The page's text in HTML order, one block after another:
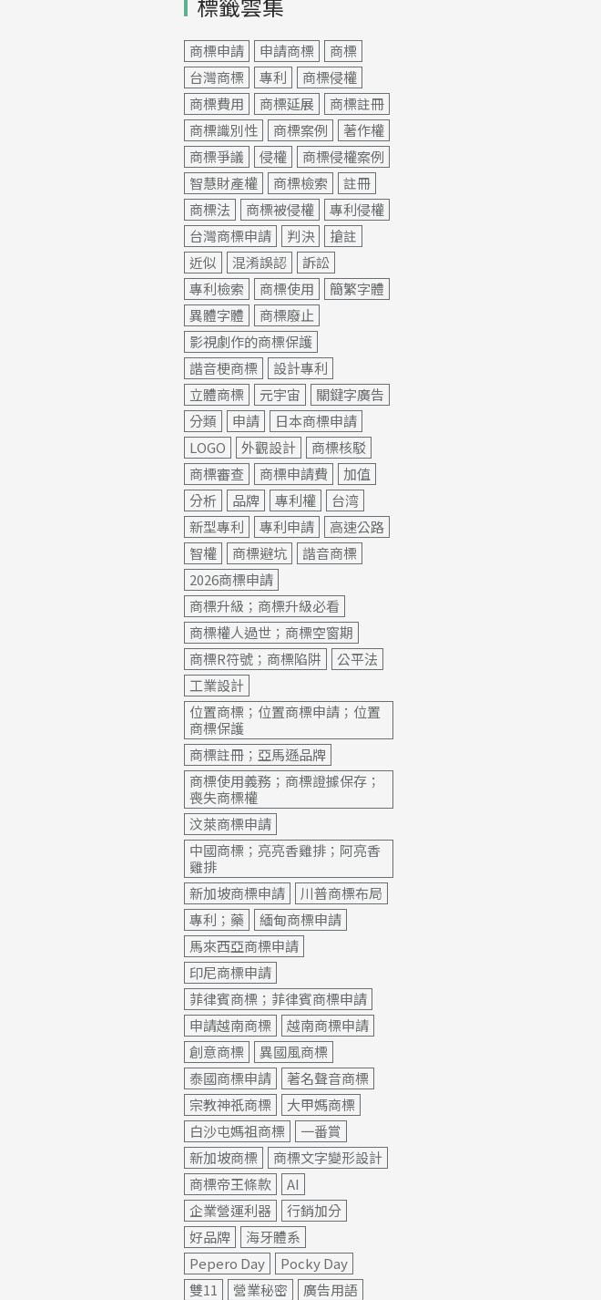
商標申請 申請商標
商標
台灣商標
專利
商標侵權
商標費用
商標延展
商標註冊
商標識別性
商標案例
著作權
商標爭議
侵權
商標侵權案例
智慧財產權
商標檢索
註冊
商標法
商標被侵權
專利侵權
台灣商標申請
判決
搶註
近似
混淆誤認
訴訟
專利檢索
商標使用
簡繁字體
異體字體
商標廢止
影視劇作的商標保護
諧音梗商標
設計專利
立體商標
元宇宙
關鍵字廣告
分類
申請
日本商標申請
LOGO
外觀設計
商標核駁
商標審查
商標申請費
加值
分析
品牌 專利權
台湾
新型專利
專利申請
高速公路
智權
商標避坑
諧音商標
2026商標申請
商標升級；商標升級必看
商標權人過世；商標空窗期
商標R符號；商標陷阱
公平法
工業設計
位置商標；位置商標申請；位置
商標保護
商標註冊；亞馬遜品牌
商標使用義務；商標證據保存；
喪失商標權
汶萊商標申請
中國商標；亮亮香雞排；阿亮香
雞排
新加坡商標申請
川普商標布局
專利；藥
緬甸商標申請
馬來西亞商標申請
印尼商標申請
菲律賓商標；菲律賓商標申請
申請越南商標
越南商標申請
創意商標
異國風商標
泰國商標申請
著名聲音商標
宗教神祇商標
大甲媽商標
白沙屯媽祖商標
一番賞
新加坡商標
商標文字變形設計
商標帝王條款
AI
企業營運利器
行銷加分
好品牌
海牙體系
Pepero Day
Pocky Day
雙11
營業秘密
廣告用語